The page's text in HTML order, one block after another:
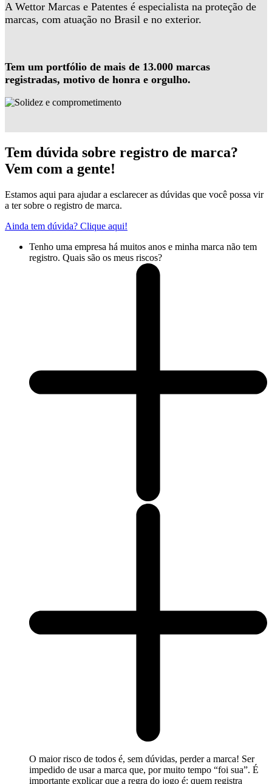
A Wettor Marcas e Patentes é especialista na proteção de
marcas, com atuação no Brasil e no exterior.
Tem um portfólio de mais de 13.000 marcas
registradas, motivo de honra e orgulho.
Tem dúvida sobre registro de marca?
Vem com a gente!
Estamos aqui para ajudar a esclarecer as dúvidas que você possa vir
a ter sobre o registro de marca.
Ainda tem dúvida? Clique aqui!
Tenho uma empresa há muitos anos e minha marca não tem
registro. Quais são os meus riscos?
O maior risco de todos é, sem dúvidas, perder a marca! Ser
impedido de usar a marca que, por muito tempo “foi sua”. É
importante explicar que a regra do jogo é: quem registra